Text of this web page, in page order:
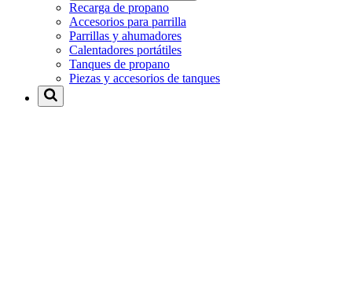
Recarga de propano
Accesorios para parrilla
Parrillas y ahumadores
Calentadores portátiles
Tanques de propano
Piezas y accesorios de tanques